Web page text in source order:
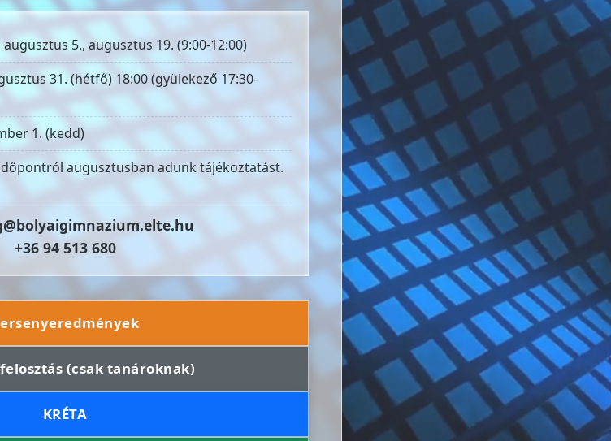
5., augusztus 19. (9:00-12:00)
31. (hétfő) 18:00 (gyülekező 17:30-
1. (kedd)
augusztusban adunk tájékoztatást.
+36 94 513 680
(csak tanároknak)
KRÉTA